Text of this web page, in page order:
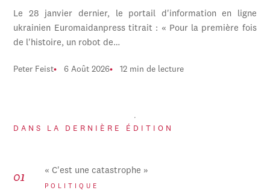
Le 28 janvier dernier, le portail d'information en ligne
ukrainien Euromaidanpress titrait : « Pour la première fois
de l'histoire, un robot de…
Peter Feist 6 Août 2026 12 min de lecture
DANS LA DERNIÈRE ÉDITION
« C'est une catastrophe »
POLITIQUE